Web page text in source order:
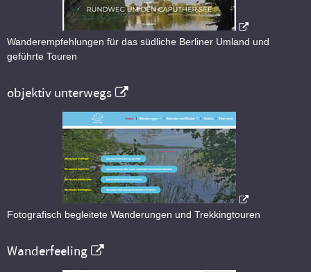
Wanderempfehlungen für das südliche Berliner Umland und
geführte Touren
objektiv unterwegs
Fotografisch begleitete Wanderungen und Trekkingtouren
Wanderfeeling